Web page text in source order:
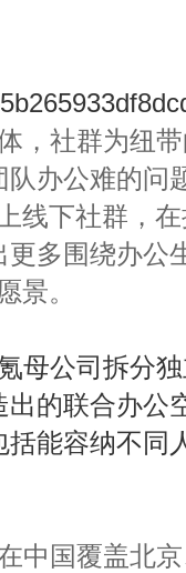
，社群为纽
办公难的问
线下社群，
更多围绕办公
景。
母公司拆分
出的联合办公
能容纳不同
中国覆盖北